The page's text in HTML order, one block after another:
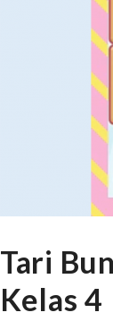
Tari
Kelas 4